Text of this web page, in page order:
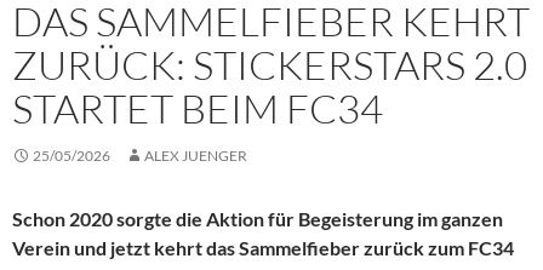
DAS SAMMELFIEBER KEHRT
ZURÜCK: STICKERSTARS 2.0
STARTET BEIM FC34
25/05/2026 ALEX JUENGER
Schon 2020 sorgte die Aktion für Begeisterung im ganzen
Verein und jetzt kehrt das Sammelfieber zurück zum FC34